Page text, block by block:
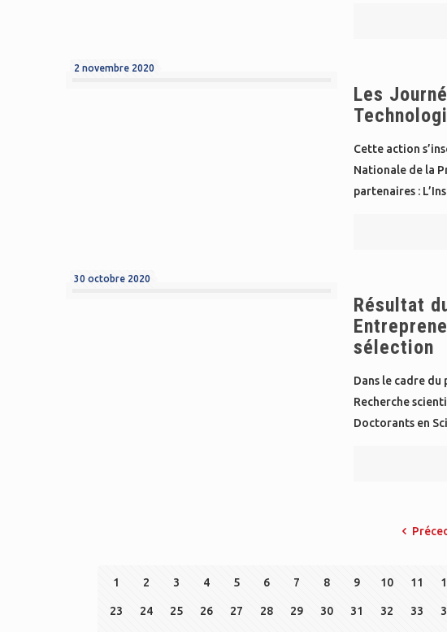
2 novembre 2020
Les
Cette action
Nationale de la
partenaires :
30 octobre 2020
Résultat
sélection
Dans le cadre
Recherche
Doctorants en
1 2 3 4 5 6 7 8 9 10 11
23 24 25 26 27 28 29 30 31 32 33